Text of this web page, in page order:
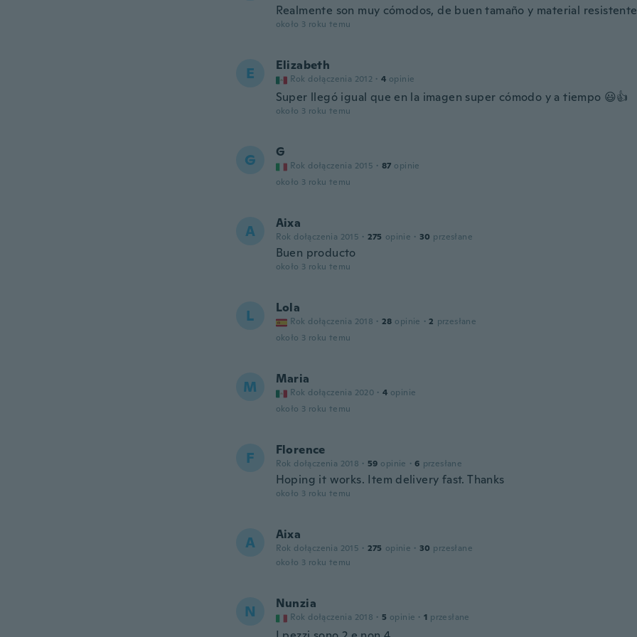
Realmente son muy cómodos, de buen tamaño y material
około 3 roku temu
E Elizabeth
Rok dołączenia 2012 · 4 opinie
Super llegó igual que en la imagen super cómodo y a tiempo 😃👍
około 3 roku temu
G G
Rok dołączenia 2015 · 87 opinie
około 3 roku temu
A Aixa
Rok dołączenia 2015 · 275 opinie · 30 przesłane
Buen producto
około 3 roku temu
L Lola
Rok dołączenia 2018 · 28 opinie · 2 przesłane
około 3 roku temu
M Maria
Rok dołączenia 2020 · 4 opinie
około 3 roku temu
F Florence
Rok dołączenia 2018 · 59 opinie · 6 przesłane
Hoping it works. Item delivery fast. Thanks
około 3 roku temu
A Aixa
Rok dołączenia 2015 · 275 opinie · 30 przesłane
około 3 roku temu
N Nunzia
Rok dołączenia 2018 · 5 opinie · 1 przesłane